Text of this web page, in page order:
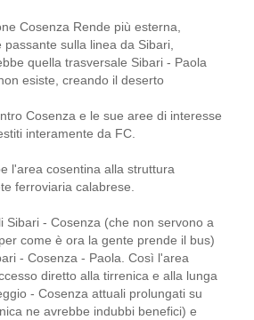
Cosenza Rende più esterna,
passante sulla linea da Sibari,
quella trasversale Sibari - Paola
esiste, creando il deserto
Cosenza e le sue aree di interesse
interamente da FC.
l'area cosentina alla struttura
ferroviaria calabrese.
Sibari - Cosenza (che non servono a
come è ora la gente prende il bus)
- Cosenza - Paola. Così l'area
diretto alla tirrenica e alla lunga
- Cosenza attuali prolungati su
ne avrebbe indubbi benefici) e